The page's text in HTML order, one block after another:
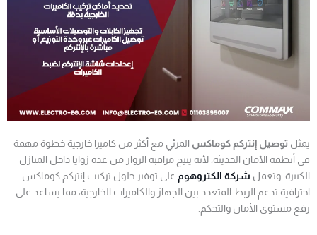
يمثل توصيل إنتركم كوماكس المرئي مع أكثر من كاميرا خارجية خطوة مهمة
في أنظمة الأمان الحديثة، لأنه يتيح مراقبة الزوار من عدة زوايا داخل المنازل
الكبيرة. وتعمل شركة الكتروهوم على توفير حلول تركيب إنتركم كوماكس
احترافية تدعم الربط المتعدد بين الجهاز والكاميرات الخارجية، مما يساعد على
رفع مستوى الأمان والتحكم.